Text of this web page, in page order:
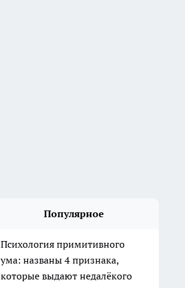
Популярное
Психология примитивного
ума: названы 4 признака,
которые выдают недалёкого